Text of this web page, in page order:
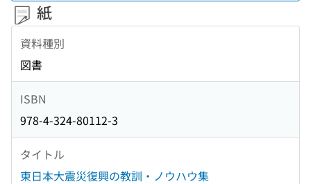
紙
資料種別
図書
ISBN
978-4-324-80112-3
タイトル
東日本大震災復興の教訓・ノウハウ集